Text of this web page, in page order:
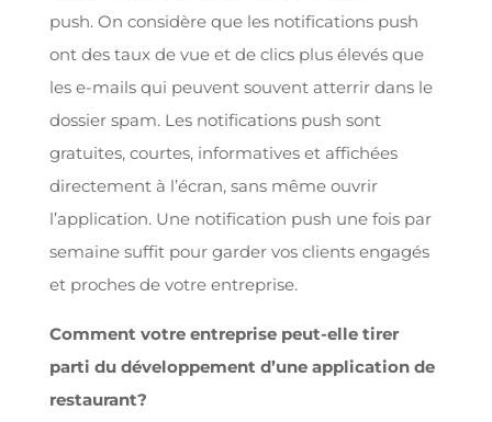
push. On considère que les notifications push
ont des taux de vue et de clics plus élevés que
les e-mails qui peuvent souvent atterrir dans le
dossier spam. Les notifications push sont
gratuites, courtes, informatives et affichées
directement à l’écran, sans même ouvrir
l’application. Une notification push une fois par
semaine suffit pour garder vos clients engagés
et proches de votre entreprise.
Comment votre entreprise peut-elle tirer
parti du développement d’une application de
restaurant?